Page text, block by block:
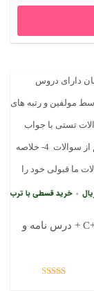
قسطی با ترب‌پی بدون
نمونه سوالات برنامه نویسی پیشرفته به زبان ++C + درس نامه و